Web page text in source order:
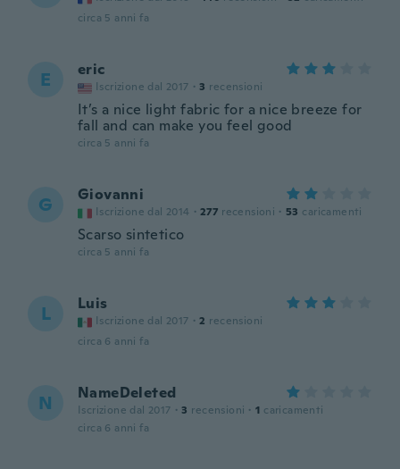
circa 5 anni fa
E eric
Iscrizione dal 2017 · 3 recensioni
It’s a nice light fabric for a nice breeze for
fall and can make you feel good
circa 5 anni fa
G Giovanni
Iscrizione dal 2014 · 277 recensioni · 53 caricamenti
Scarso sintetico
circa 5 anni fa
L Luis
Iscrizione dal 2017 · 2 recensioni
circa 6 anni fa
N NameDeleted
Iscrizione dal 2017 · 3 recensioni · 1 caricamenti
circa 6 anni fa